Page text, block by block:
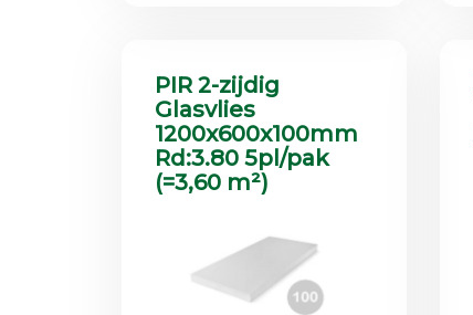
PIR 2-zijdig
Glasvlies
1200x600x100mm
Rd:3.80 5pl/pak
(=3,60 m²)